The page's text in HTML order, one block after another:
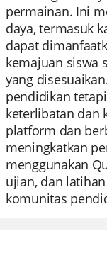
permainan. Ini
daya, termasuk
dapat
kemajuan siswa
yang
pendidikan
keterlibatan dan
platform dan
meningkatkan
menggunakan
ujian, dan
komunitas